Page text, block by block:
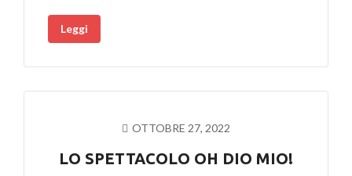
GOV
AL
TEATRO
PROSSIMO
Leggi
OTTOBRE 27, 2022
LO SPETTACOLO OH DIO MIO!